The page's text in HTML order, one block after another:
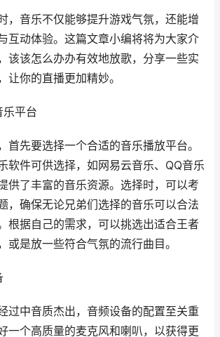
，音乐不仅能够提升游戏气氛，还能增
互动体验。这篇文章小编将将为大家介
该该怎么办办有效地放歌，分享一些实
让你的直播更加精妙。
平台
首先要选择一个合适的音乐播放平台。
软件可供选择，如网易云音乐、QQ音乐
供了丰富的音乐资源。选择时，可以考
，确保无论兄弟们选择的音乐可以合法
根据自己的需求，可以挑选出适合王者
或是放一些符合气氛的流行曲目。
过中音质杰出，音频设备的配置至关重
一个高质量的麦克风和喇叭，以获得更